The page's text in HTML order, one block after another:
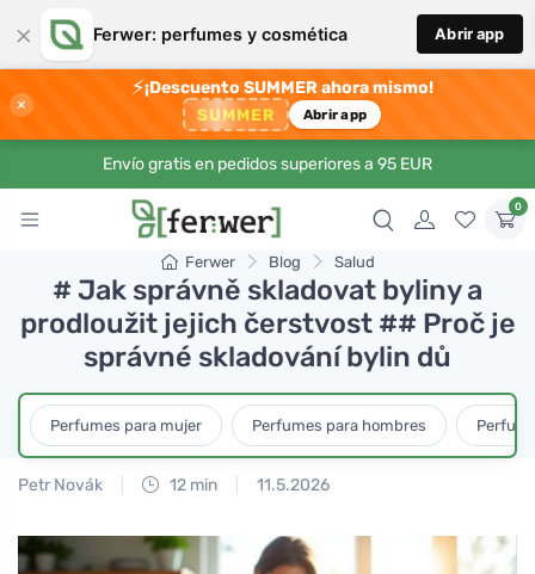
× Ferwer: perfumes y cosmética Abrir app
×
⚡¡Descuento SUMMER ahora mismo!
SUMMER Abrir app
Envío gratis en pedidos superiores a 95 EUR
0
Ferwer Blog Salud
# Jak správně skladovat byliny a
prodloužit jejich čerstvost ## Proč je
správné skladování bylin dů
Perfumes para mujer Perfumes para hombres
Petr Novák 12 min 11.5.2026